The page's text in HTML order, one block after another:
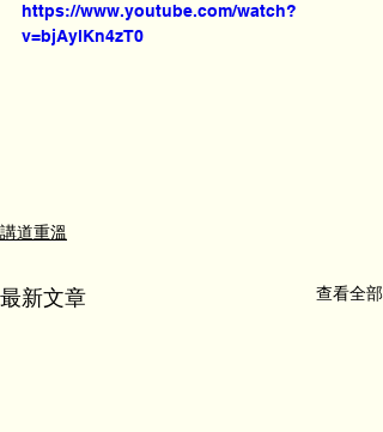
https://www.youtube.com/watch?
v=bjAylKn4zT0
講道重溫
最新文章 查看全部